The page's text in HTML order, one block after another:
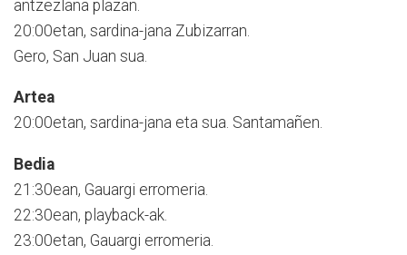
antzezlana plazan.
20:00etan, sardina-jana Zubizarran.
Gero, San Juan sua.
Artea
20:00etan, sardina-jana eta sua. Santamañen.
Bedia
21:30ean, Gauargi erromeria.
22:30ean, playback-ak.
23:00etan, Gauargi erromeria.